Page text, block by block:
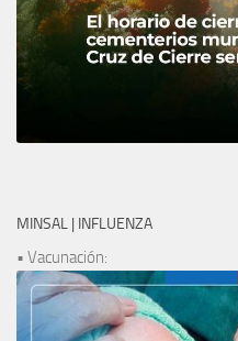
MINSAL | INFLUENZA
• Vacunación: